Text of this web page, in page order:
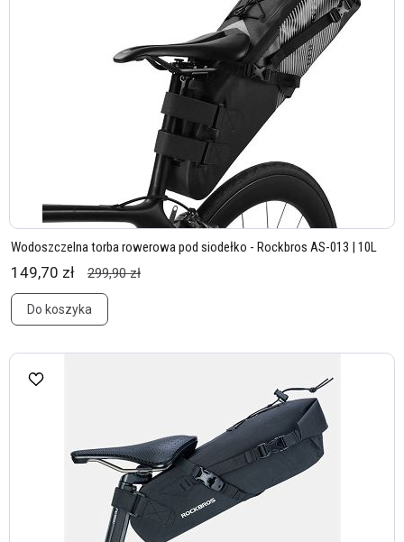
Wodoszczelna torba rowerowa pod siodełko - Rockbros AS-013 | 10L
149,70 zł 299,90 zł
Do koszyka